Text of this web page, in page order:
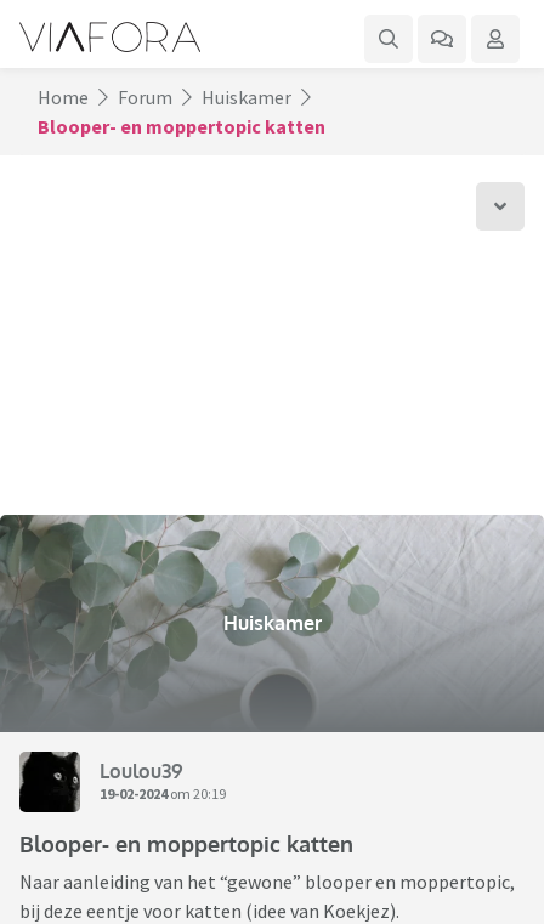
Home Forum
Huiskamer
Blooper- en moppertopic katten
Huiskamer
Loulou39
19-02-2024om 20:19
Blooper- en moppertopic katten
Naar aanleiding van het “gewone” blooper en moppertopic,
bij deze eentje voor katten (idee van Koekjez).